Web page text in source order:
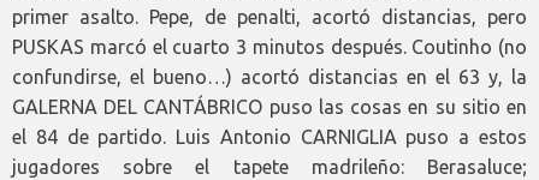
primer asalto. Pepe, de penalti, acortó distancias, pero
PUSKAS marcó el cuarto 3 minutos después. Coutinho (no
confundirse, el bueno…) acortó distancias en el 63 y, la
GALERNA DEL CANTÁBRICO puso las cosas en su sitio en
el 84 de partido. Luis Antonio CARNIGLIA puso a estos
jugadores sobre el tapete madrileño: Berasaluce;